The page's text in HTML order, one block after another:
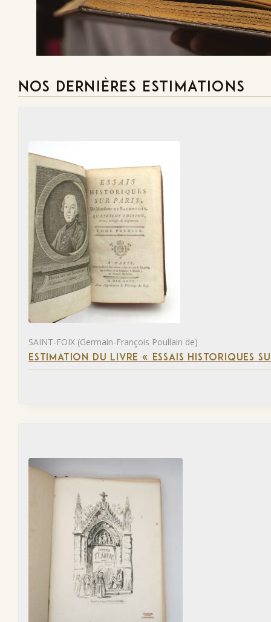
NOS DERNIÈRES ESTIMATIONS
SAINT-FOIX (Germain-François Poullain de)
ESTIMATION DU LIVRE « ESSAIS HISTORIQUES